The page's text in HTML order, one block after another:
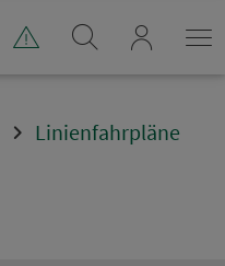
Linienfahrpläne